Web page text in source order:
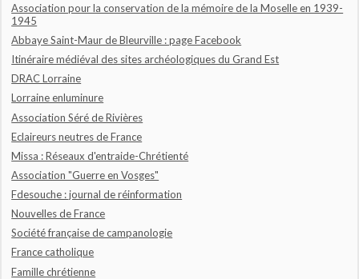
Association pour la conservation de la mémoire de la Moselle en 1939-
1945
Abbaye Saint-Maur de Bleurville : page Facebook
Itinéraire médiéval des sites archéologiques du Grand Est
DRAC Lorraine
Lorraine enluminure
Association Séré de Rivières
Eclaireurs neutres de France
Missa : Réseaux d'entraide-Chrétienté
Association "Guerre en Vosges"
Fdesouche : journal de réinformation
Nouvelles de France
Société française de campanologie
France catholique
Famille chrétienne